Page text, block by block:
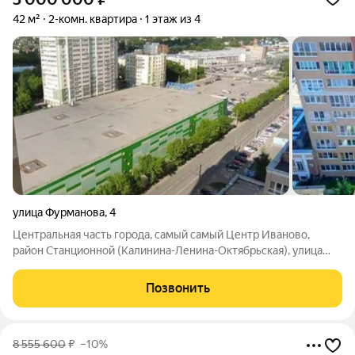
42 м² 2-комн. квартира 1 этаж из 4
улица Фурманова,4
Центральная часть города, самый самый Центр Иваново,
район Станционной (Калинина-Ленина-Октябрьская), улица
полногабаритная (ПГ, дом 1930 года постройки) первый этаж
четырехэтажки, кирпичный
Позвонить
8 555 600₽ –10%